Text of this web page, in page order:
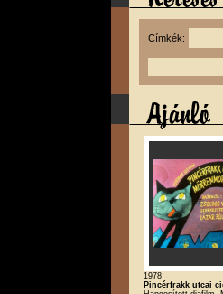
Címkék:
1978
Pincérfrakk utcai